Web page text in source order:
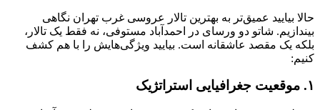
حالا بیایید عمیق‌تر به بهترین تالار عروسی غرب تهران نگاهی
بیندازیم. شاتو دو ورسای در احمدآباد مستوفی، نه فقط یک تالار،
بلکه یک مقصد عاشقانه است. بیایید ویژگی‌هایش را با هم کشف
کنیم:
۱. موقعیت جغرافیایی استراتژیک